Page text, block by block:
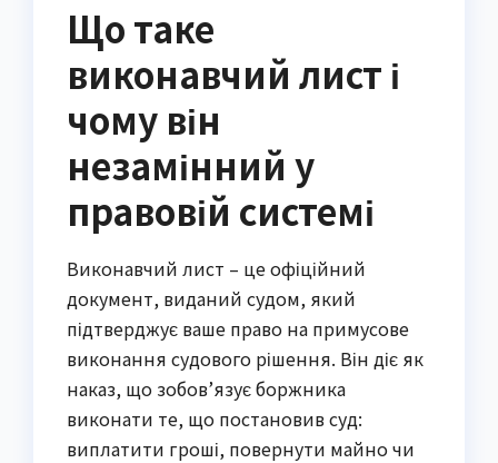
Що таке
виконавчий лист і
чому він
незамінний у
правовій системі
Виконавчий лист – це офіційний
документ, виданий судом, який
підтверджує ваше право на примусове
виконання судового рішення. Він діє як
наказ, що зобов’язує боржника
виконати те, що постановив суд:
виплатити гроші, повернути майно чи